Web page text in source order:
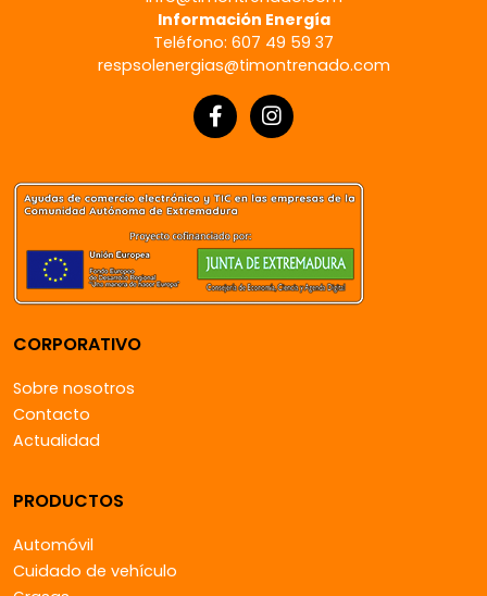
Información Energía
Teléfono: 607 49 59 37
respsolenergias@timontrenado.com
CORPORATIVO
Sobre nosotros
Contacto
Actualidad
PRODUCTOS
Automóvil
Cuidado de vehículo